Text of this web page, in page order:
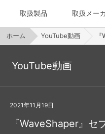
取扱製品 取扱メーカ
ホーム YouTube動画
YouTube動画
『WaveShaper』
2021年11月19日